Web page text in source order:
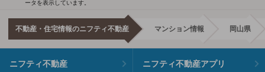
ータを表示しています。
不動産・住宅情報のニフティ不動産 マンション情報 岡山県
ニフティ不動産 ニフティ不動産アプリ